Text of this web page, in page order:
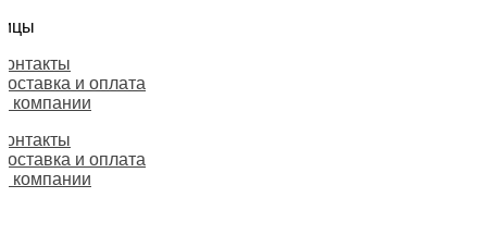
и оплата
компании
и оплата
компании